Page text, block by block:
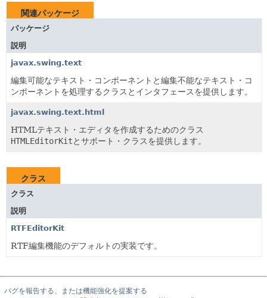
関連パッケージ
パッケージ
説明
javax.swing.text
編集可能なテキスト・コンポーネントと編集不能なテキスト・コ
ンポーネントを処理するクラスとインタフェースを提供します。
javax.swing.text.html
HTMLテキスト・エディタを作成するためのクラス
HTMLEditorKitとサポート・クラスを提供します。
クラス
クラス
説明
RTFEditorKit
RTF編集機能のデフォルトの実装です。
バグを報告する、または機能強化を提案する